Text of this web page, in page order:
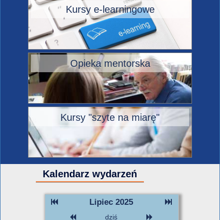
Kursy e-learningowe
Opieka mentorska
Kursy "szyte na miarę"
Kalendarz wydarzeń
Lipiec 2025
dziś